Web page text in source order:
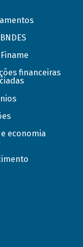
Finame
financeiras
e economia